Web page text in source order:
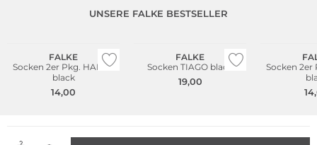
UNSERE FALKE BESTSELLER
FALKE
Socken 2er Pkg. HAPPY
black
14,00
Nachhaltig
FALKE
Socken TIAGO black
19,00
Socken 2er